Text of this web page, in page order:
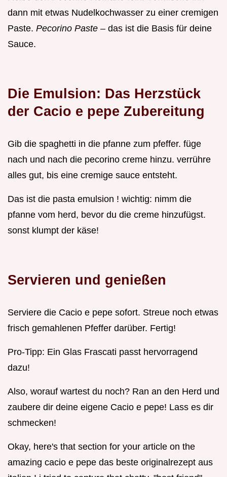
dann mit etwas Nudelkochwasser zu einer cremigen
Paste. Pecorino Paste – das ist die Basis für deine
Sauce.
Die Emulsion: Das Herzstück
der Cacio e pepe Zubereitung
Gib die spaghetti in die pfanne zum pfeffer. füge
nach und nach die pecorino creme hinzu. verrühre
alles gut, bis eine cremige sauce entsteht.
Das ist die pasta emulsion ! wichtig: nimm die
pfanne vom herd, bevor du die creme hinzufügst.
sonst klumpt der käse!
Servieren und genießen
Serviere die Cacio e pepe sofort. Streue noch etwas
frisch gemahlenen Pfeffer darüber. Fertig!
Pro-Tipp: Ein Glas Frascati passt hervorragend
dazu!
Also, worauf wartest du noch? Ran an den Herd und
zaubere dir deine eigene Cacio e pepe! Lass es dir
schmecken!
Okay, here's that section for your article on the
amazing cacio e pepe das beste originalrezept aus